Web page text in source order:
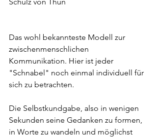
Das wohl bekannteste Modell zur
zwischenmenschlichen
Kommunikation. Hier ist jeder
"Schnabel" noch einmal individuell für
sich zu betrachten.
Die Selbstkundgabe, also in wenigen
Sekunden seine Gedanken zu formen,
in Worte zu wandeln und möglichst